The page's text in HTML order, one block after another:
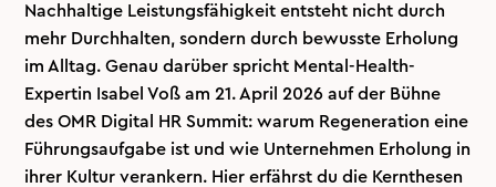
Nachhaltige Leistungsfähigkeit entsteht nicht durch
mehr Durchhalten, sondern durch bewusste Erholung
im Alltag. Genau darüber spricht Mental-Health-
Expertin Isabel Voß am 21. April 2026 auf der Bühne
des OMR Digital HR Summit: warum Regeneration eine
Führungsaufgabe ist und wie Unternehmen Erholung in
ihrer Kultur verankern. Hier erfährst du die Kernthesen